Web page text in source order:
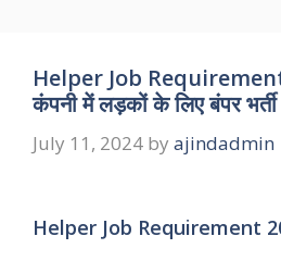
Helper Job Requirement
कंपनी में लड़कों के लिए बंपर भर्ती
July 11, 2024 by ajindadmin
Helper Job Requirement